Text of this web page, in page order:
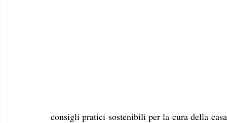
consigli pratici sostenibili per la cura della